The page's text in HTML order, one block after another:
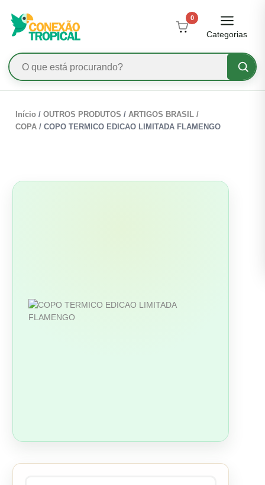
0
Categorias
Início / OUTROS PRODUTOS / ARTIGOS BRASIL /
COPA / COPO TERMICO EDICAO LIMITADA FLAMENGO